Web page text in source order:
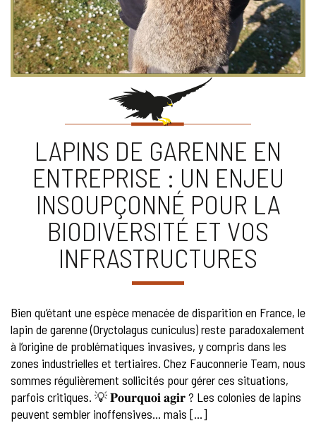
LAPINS DE GARENNE EN
ENTREPRISE : UN ENJEU
INSOUPÇONNÉ POUR LA
BIODIVERSITÉ ET VOS
INFRASTRUCTURES
Bien qu’étant une espèce menacée de disparition en France, le
lapin de garenne (Oryctolagus cuniculus) reste paradoxalement
à l’origine de problématiques invasives, y compris dans les
zones industrielles et tertiaires. Chez Fauconnerie Team, nous
sommes régulièrement sollicités pour gérer ces situations,
parfois critiques. 💡 𝐏𝐨𝐮𝐫𝐪𝐮𝐨𝐢 𝐚𝐠𝐢𝐫 ? Les colonies de lapins
peuvent sembler inoffensives… mais […]